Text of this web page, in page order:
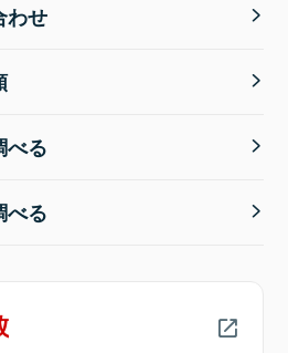
わせ
べる
べる